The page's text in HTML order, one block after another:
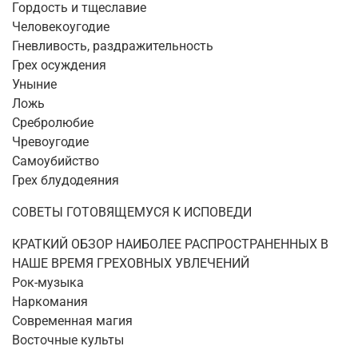
Гордость и тщеславие
Человекоугодие
Гневливость, раздражительность
Грех осуждения
Уныние
Ложь
Сребролюбие
Чревоугодие
Самоубийство
Грех блудодеяния
СОВЕТЫ ГОТОВЯЩЕМУСЯ К ИСПОВЕДИ
КРАТКИЙ ОБЗОР НАИБОЛЕЕ РАСПРОСТРАНЕННЫХ В
НАШЕ ВРЕМЯ ГРЕХОВНЫХ УВЛЕЧЕНИЙ
Рок-музыка
Наркомания
Современная магия
Восточные культы